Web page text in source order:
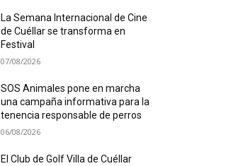
La Semana Internacional de Cine
de Cuéllar se transforma en
Festival
07/08/2026
SOS Animales pone en marcha
una campaña informativa para la
tenencia responsable de perros
06/08/2026
El Club de Golf Villa de Cuéllar